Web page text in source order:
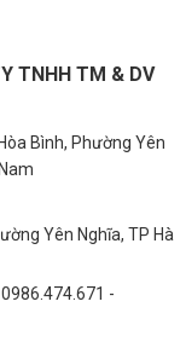
TNHH TM & DV
Bình, Phường Yên
Yên Nghĩa, TP Hà
-